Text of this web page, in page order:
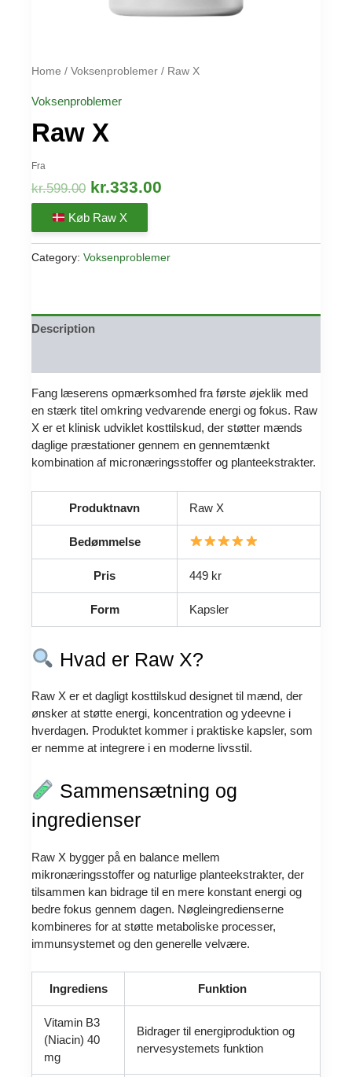
Home / Voksenproblemer / Raw X
Voksenproblemer
Raw X
Fra
kr.599.00 Original
price
was:
kr.599.00.
kr.333.00
kr.333.00.
Køb Raw X
Category: Voksenproblemer
Description
Fang læserens opmærksomhed fra første øjeklik med
en stærk titel omkring vedvarende energi og fokus. Raw
X er et klinisk udviklet kosttilskud, der støtter mænds
daglige præstationer gennem en gennemtænkt
kombination af micronæringsstoffer og planteekstrakter.
Produktnavn Raw X
Bedømmelse
Pris 449 kr
Form Kapsler
Hvad er Raw X?
Raw X er et dagligt kosttilskud designet til mænd, der
ønsker at støtte energi, koncentration og ydeevne i
hverdagen. Produktet kommer i praktiske kapsler, som
er nemme at integrere i en moderne livsstil.
Sammensætning og
ingredienser
Raw X bygger på en balance mellem
mikronæringsstoffer og naturlige planteekstrakter, der
tilsammen kan bidrage til en mere konstant energi og
bedre fokus gennem dagen. Nøgleingredienserne
kombineres for at støtte metaboliske processer,
immunsystemet og den generelle velvære.
Ingrediens Funktion
Vitamin B3
(Niacin) 40
mg
Bidrager til energiproduktion og
nervesystemets funktion